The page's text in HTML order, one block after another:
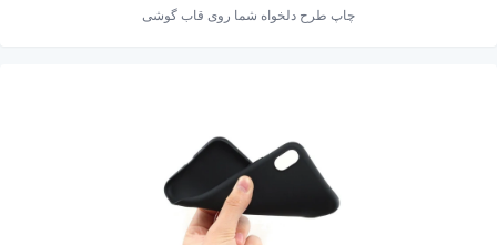
چاپ طرح دلخواه شما روی قاب گوشی